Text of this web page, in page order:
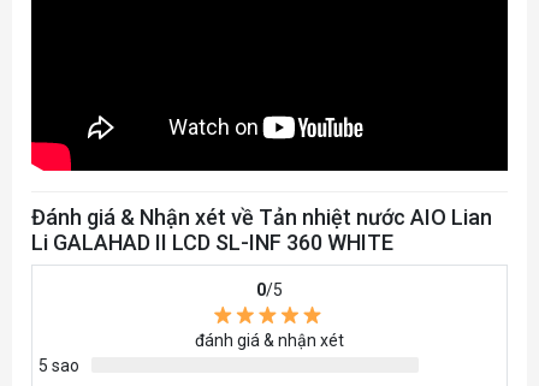
Đánh giá & Nhận xét về Tản nhiệt nước AIO Lian
Li GALAHAD II LCD SL-INF 360 WHITE
0/5
đánh giá & nhận xét
5 sao